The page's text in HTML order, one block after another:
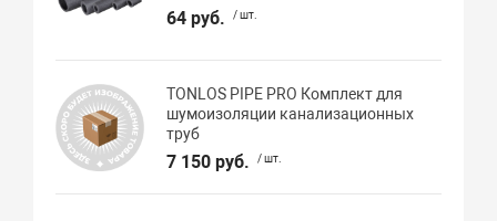
64 руб. / шт.
TONLOS PIPE PRO Комплект для
шумоизоляции канализационных
труб
7 150 руб. / шт.